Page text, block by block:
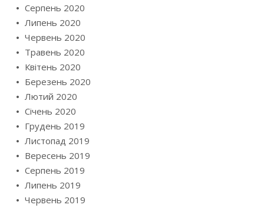
Серпень 2020
Липень 2020
Червень 2020
Травень 2020
Квітень 2020
Березень 2020
Лютий 2020
Січень 2020
Грудень 2019
Листопад 2019
Вересень 2019
Серпень 2019
Липень 2019
Червень 2019